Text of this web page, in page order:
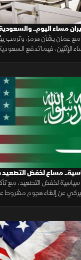
مساء اليوم..
مع عمان بشأن هرمز، وترمب
فيما تدفع
مساع لخفض
لخفض التصعيد، مع
عن إلغاء هجوم مشروط